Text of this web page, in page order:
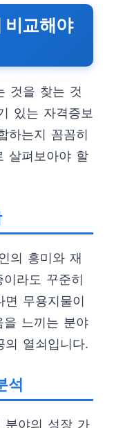
비교해야
것을 찾는 것
있는 자격증보
하는지 꼼꼼히
살펴보아야 할
의 흥미와 재
라도 꾸준히
무용지물이
을 느끼는 분야
의 열쇠입니다.
석
분야의 성장 가